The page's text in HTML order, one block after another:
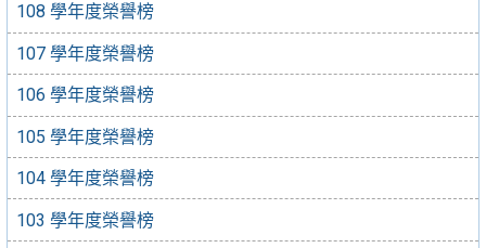
108 學年度榮譽榜
107 學年度榮譽榜
106 學年度榮譽榜
105 學年度榮譽榜
104 學年度榮譽榜
103 學年度榮譽榜